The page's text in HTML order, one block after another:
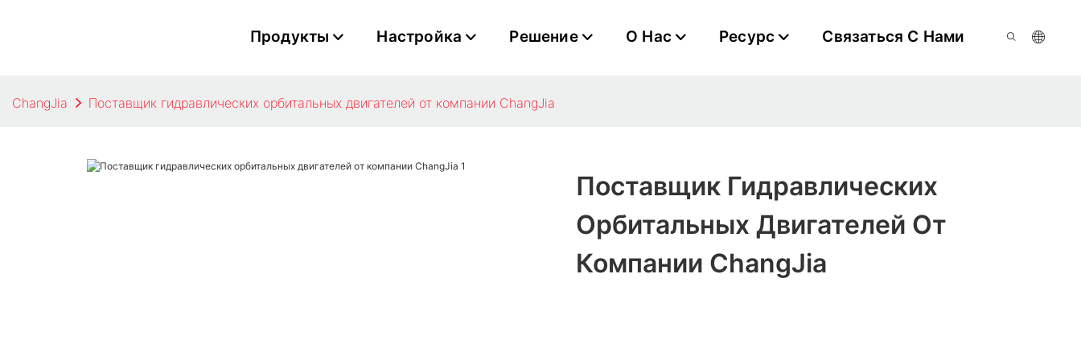
Продукты Настройка Решение О Нас Ресурс Связаться С Нами
ChangJia Поставщик гидравлических орбитальных двигателей от компании ChangJia
Поставщик Гидравлических
Орбитальных Двигателей От
Компании ChangJia